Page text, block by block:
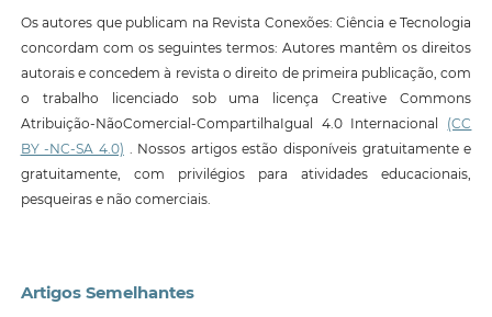
Os autores que publicam na Revista Conexões: Ciência e Tecnologia
concordam com os seguintes termos: Autores mantêm os direitos
autorais e concedem à revista o direito de primeira publicação, com
o trabalho licenciado sob uma licença Creative Commons
Atribuição-NãoComercial-CompartilhaIgual 4.0 Internacional (CC
BY -NC-SA 4.0) . Nossos artigos estão disponíveis gratuitamente e
gratuitamente, com privilégios para atividades educacionais,
pesqueiras e não comerciais.
Artigos Semelhantes